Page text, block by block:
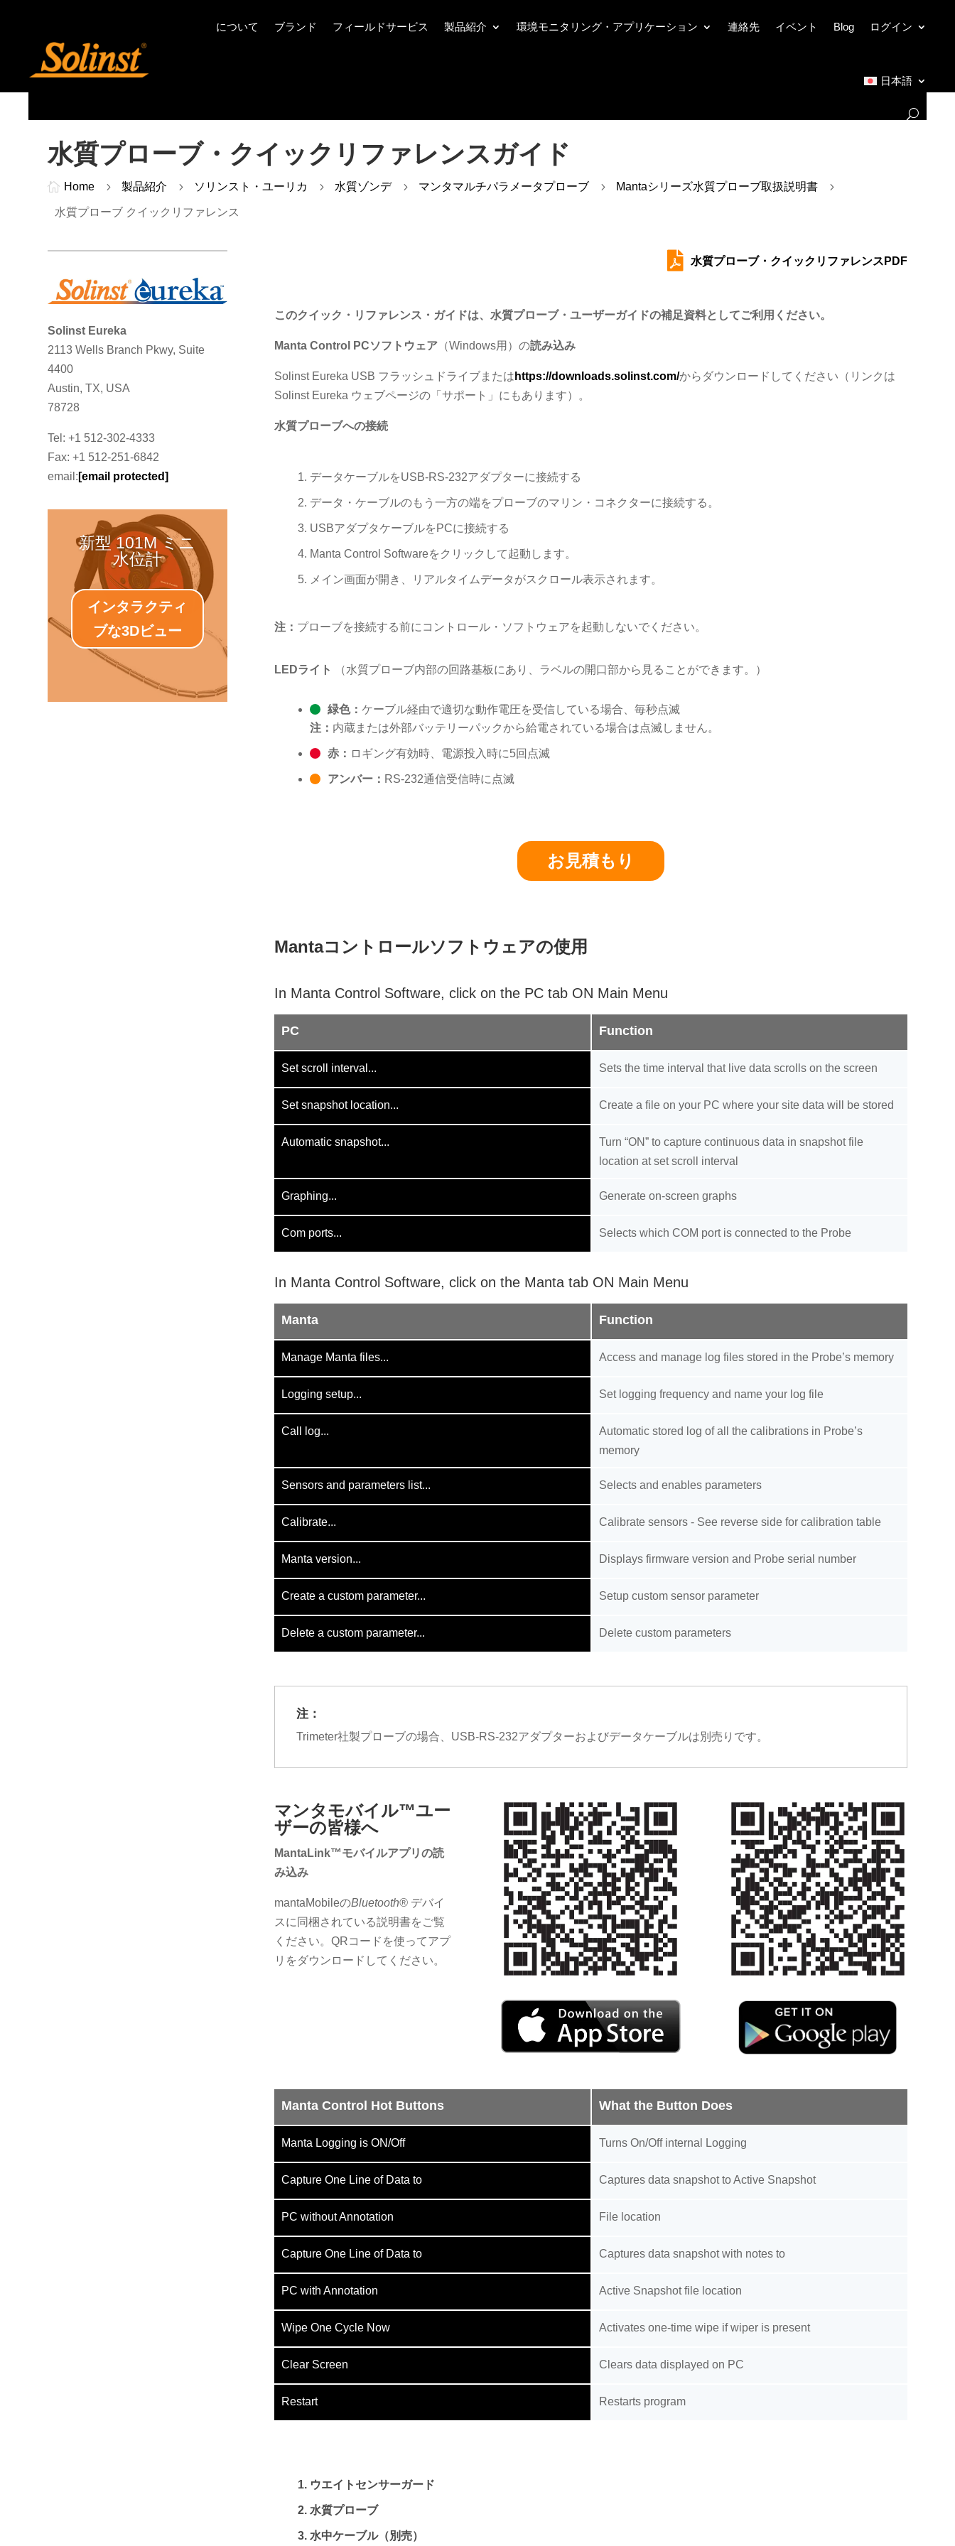
について ブランド フィールドサービス 製品紹介 環境モニタリング・アプリケーション 連絡先 イベント Blog ログイン
日本語
水質プローブ・クイックリファレンスガイド
 Home 5 製品紹介 5 ソリンスト・ユーリカ 5 水質ゾンデ 5 マンタマルチパラメータプローブ 5 Mantaシリーズ水質プローブ取扱説明書 5
水質プローブ クイックリファレンス
Solinst Eureka
2113 Wells Branch Pkwy, Suite
4400
Austin, TX, USA
78728
Tel: +1 512-302-4333
Fax: +1 512-251-6842
email: [email protected]
新型 101M ミニ
水位計
インタラクティ
ブな3Dビュー
 水質プローブ・クイックリファレンスPDF
このクイック・リファレンス・ガイドは、水質プローブ・ユーザーガイドの補足資料としてご利用ください。
Manta Control PCソフトウェア （Windows用）の読み込み
Solinst Eureka USB フラッシュドライブまたは https://downloads.solinst.com/からダウンロードしてください（リンクは
Solinst Eureka ウェブページの「サポート」にもあります）。
水質プローブへの接続
データケーブルをUSB-RS-232アダプターに接続する
データ・ケーブルのもう一方の端をプローブのマリン・コネクターに接続する。
USBアダプタケーブルをPCに接続する
Manta Control Softwareをクリックして起動します。
メイン画面が開き、リアルタイムデータがスクロール表示されます。
注： プローブを接続する前にコントロール・ソフトウェアを起動しないでください。
LEDライト （水質プローブ内部の回路基板にあり、ラベルの開口部から見ることができます。）
緑色：ケーブル経由で適切な動作電圧を受信している場合、毎秒点滅
注： 内蔵または外部バッテリーパックから給電されている場合は点滅しません。
赤： ロギング有効時、電源投入時に5回点滅
アンバー： RS-232通信受信時に点滅
お見積もり
Mantaコントロールソフトウェアの使用
In Manta Control Software, click on the PC tab ON Main Menu
PC Function
Set scroll interval... Sets the time interval that live data scrolls on the screen
Set snapshot location... Create a file on your PC where your site data will be stored
Automatic snapshot...
Turn “ON” to capture continuous data in snapshot file
location at set scroll interval
Graphing... Generate on-screen graphs
Com ports... Selects which COM port is connected to the Probe
In Manta Control Software, click on the Manta tab ON Main Menu
Manta Function
Manage Manta files... Access and manage log files stored in the Probe’s memory
Logging setup... Set logging frequency and name your log file
Call log...
Automatic stored log of all the calibrations in Probe’s
memory
Sensors and parameters list... Selects and enables parameters
Calibrate... Calibrate sensors - See reverse side for calibration table
Manta version... Displays firmware version and Probe serial number
Create a custom parameter... Setup custom sensor parameter
Delete a custom parameter... Delete custom parameters
注：
Trimeter社製プローブの場合、USB-RS-232アダプターおよびデータケーブルは別売りです。
マンタモバイル™ユー
ザーの皆様へ
MantaLink™モバイルアプリの読
み込み
mantaMobileのBluetooth® デバイ
スに同梱されている説明書をご覧
ください。QRコードを使ってアプ
リをダウンロードしてください。
Manta Control Hot Buttons What the Button Does
Manta Logging is ON/Off Turns On/Off internal Logging
Capture One Line of Data to Captures data snapshot to Active Snapshot
PC without Annotation File location
Capture One Line of Data to Captures data snapshot with notes to
PC with Annotation Active Snapshot file location
Wipe One Cycle Now Activates one-time wipe if wiper is present
Clear Screen Clears data displayed on PC
Restart Restarts program
ウエイトセンサーガード
水質プローブ
水中ケーブル（別売）